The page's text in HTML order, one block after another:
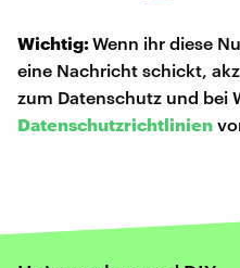
Wichtig:Wenn ihr diese
eine Nachricht schickt,
zum Datenschutz und bei
Datenschutzrichtlinien